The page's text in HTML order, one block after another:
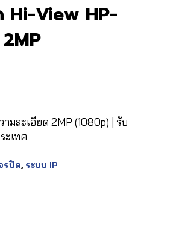
Hi-View HP-
มละเอียด 2MP (1080p) | รับ
ะเทศ
รปิด, ระบบ IP